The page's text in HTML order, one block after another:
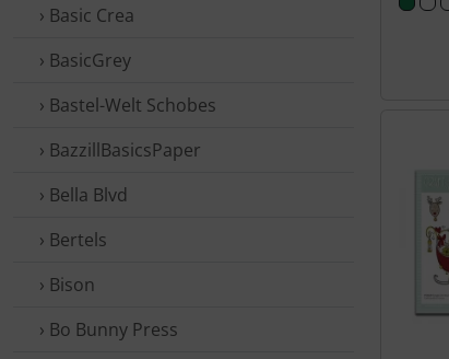
› Basic Crea
› BasicGrey
› Bastel-Welt Schobes
› BazzillBasicsPaper
› Bella Blvd
› Bertels
› Bison
› Bo Bunny Press